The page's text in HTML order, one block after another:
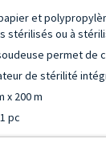
et
stérilisés ou à
permet de
de stérilité
x 200 m
pc